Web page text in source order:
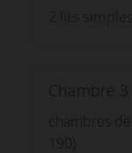
Chambre 3
chambres